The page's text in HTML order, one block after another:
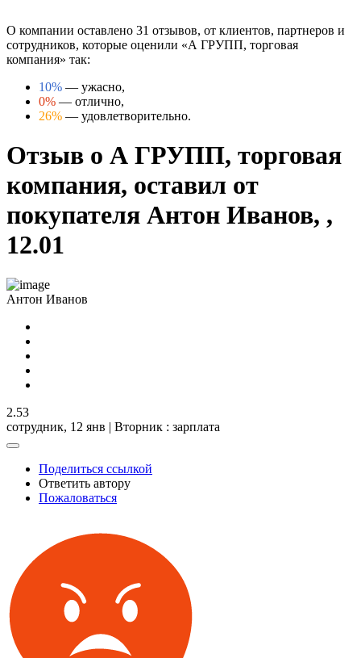
О компании оставлено 31 отзывов, от клиентов, партнеров и
сотрудников, которые оценили «А ГРУПП, торговая
компания» так:
10% — ужасно,
0% — отлично,
26% — удовлетворительно.
Отзыв о А ГРУПП, торговая
компания, оставил от
покупателя Антон Иванов, ,
12.01
Антон Иванов
2.53
сотрудник, 12 янв | Вторник : зарплата
Поделиться ссылкой
Ответить автору
Пожаловаться